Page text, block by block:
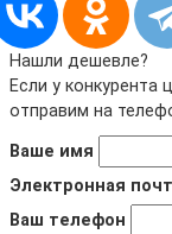
Нашли дешевле?
Если у
отправим на
Ваше имя
Электронная
Ваш телефон